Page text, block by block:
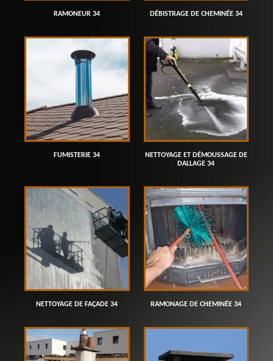
RAMONEUR 34 DÉBISTRAGE DE CHEMINÉE 34
FUMISTERIE 34
NETTOYAGE ET DÉMOUSSAGE DE
DALLAGE 34
NETTOYAGE DE FAÇADE 34 RAMONAGE DE CHEMINÉE 34